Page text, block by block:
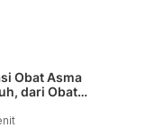
Obat Asma
dari Obat